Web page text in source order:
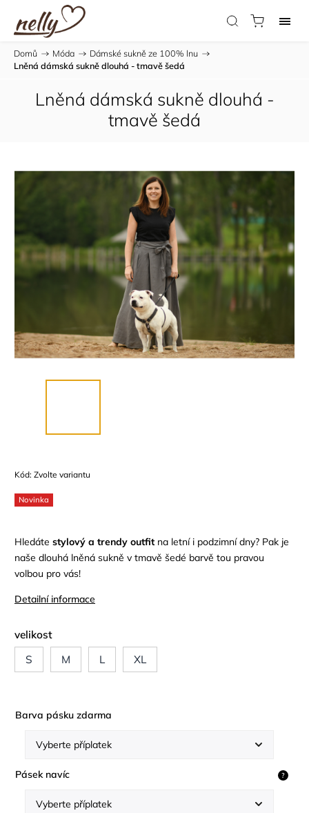
Domů / Móda / Dámské sukně ze 100% lnu /
Lněná dámská sukně dlouhá - tmavě šedá
Lněná dámská sukně dlouhá -
tmavě šedá
Kód: Zvolte variantu
Novinka
Hledáte stylový a trendy outfit na letní i podzimní dny? Pak je
naše dlouhá lněná sukně v tmavě šedé barvě tou pravou
volbou pro vás!
Detailní informace
velikost
S
M L XL
Barva pásku zdarma
Pásek navíc ?